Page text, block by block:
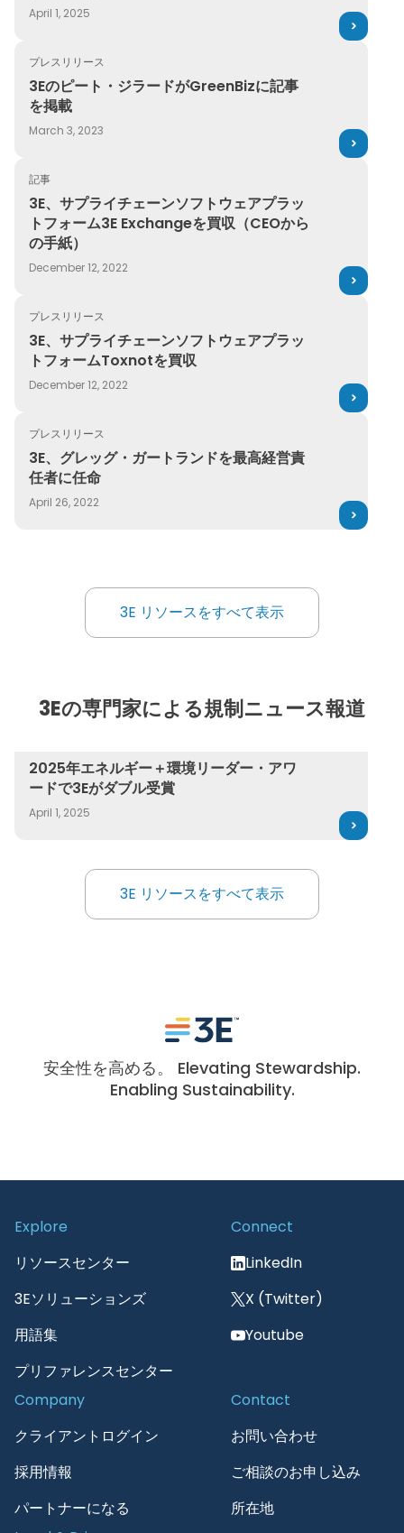
April 1, 2025
プレスリリース
3Eのピート・ジラードがGreenBizに記事
を掲載
March 3, 2023
3Eのピート・ジラードがGreenBizに記事を掲載
記事
3E、サプライチェーンソフトウェアプラッ
トフォーム3E Exchangeを買収（CEOから
の手紙）
December 12, 2022
3E、サプライチェーンソフトウェアプラットフォーム3E
プレスリリース
3E、サプライチェーンソフトウェアプラッ
トフォームToxnotを買収
December 12, 2022
3E、サプライチェーンソフトウェアプラットフォーム
プレスリリース
3E、グレッグ・ガートランドを最高経営責
任者に任命
April 26, 2022
3E、グレッグ・ガートランドを最高経営責任者に任命
3E リソースをすべて表示
3E リソースをすべて表示
3Eの専門家による規制ニュース報道
2025年エネルギー＋環境リーダー・アワ
ードで3Eがダブル受賞
April 1, 2025
2025年エネルギー＋環境リーダー・アワードで3Eがダブル
3E リソースをすべて表示
3E リソースをすべて表示
安全性を高める。 Elevating Stewardship.
Enabling Sustainability.
Explore
リソースセンター
3Eソリューションズ
用語集
プリファレンスセンター
Connect
LinkedIn
X (Twitter)
Youtube
Company
クライアントログイン
採用情報
パートナーになる
Contact
お問い合わせ
ご相談のお申し込み
所在地